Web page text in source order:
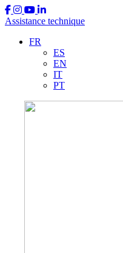
Assistance technique
FR
ES
EN
IT
PT